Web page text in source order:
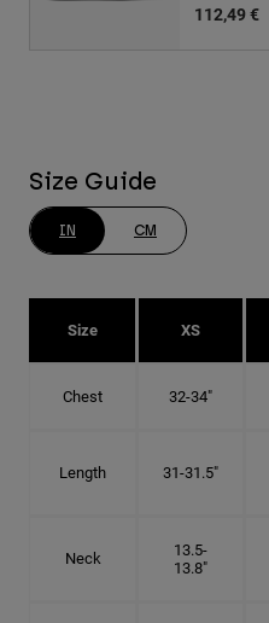
112,49 €
Size Guide
IN CM
Size XS
Chest 32-34"
Length 31-31.5"
Neck
13.5-
13.8"